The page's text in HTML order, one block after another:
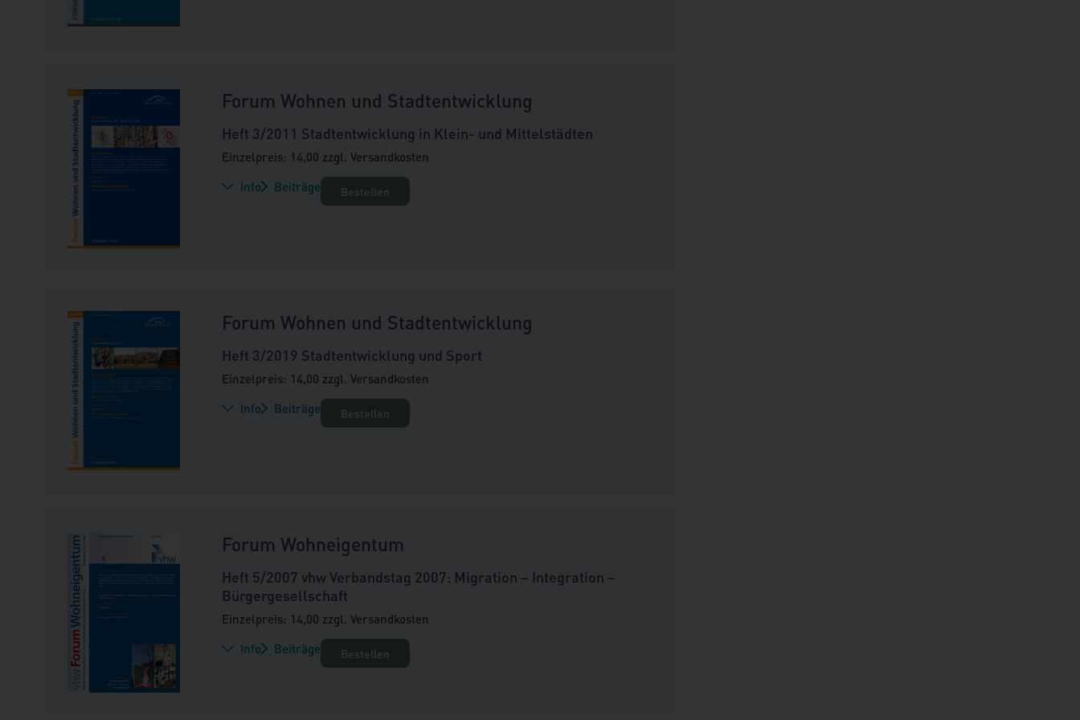
Forum Wohnen und Stadtentwicklung
Heft 3/2011 Stadtentwicklung in Klein- und Mittelstädten
Einzelpreis: 14,00 zzgl. Versandkosten
Info
Beiträge Bestellen
Forum Wohnen und Stadtentwicklung
Heft 3/2019 Stadtentwicklung und Sport
Einzelpreis: 14,00 zzgl. Versandkosten
Info
Beiträge Bestellen
Forum Wohneigentum
Heft 5/2007 vhw Verbandstag 2007: Migration – Integration –
Bürgergesellschaft
Einzelpreis: 14,00 zzgl. Versandkosten
Info
Beiträge Bestellen